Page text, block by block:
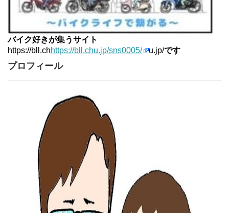
バイク好きが集うサイト
https://bll.chhttps://bll.chu.jp/sns0005/ u.jp/です
プロフィール